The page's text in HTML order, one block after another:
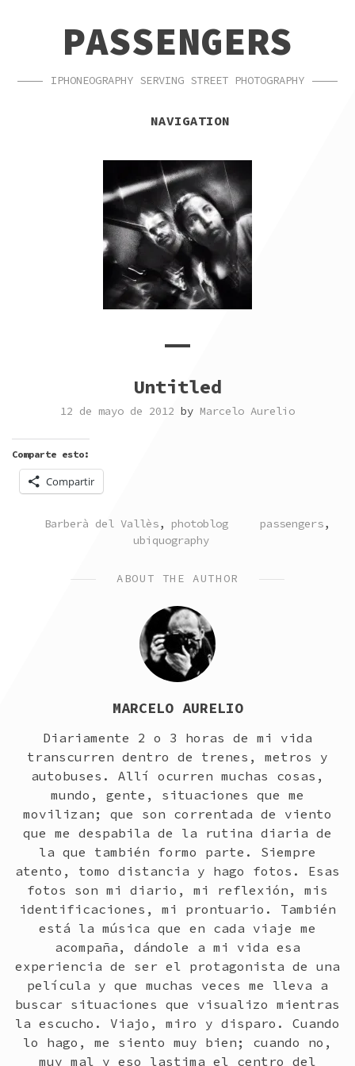
NAVIGATIONPASSENGERS
IPHONEOGRAPHY SERVING STREET PHOTOGRAPHY
NAVIGATION
Untitled
12 de mayo de 2012 by Marcelo Aurelio
Comparte esto:
Compartir
POSTED
Barberà del Vallès, photoblog TAGGED
passengers,
ubiquography
ABOUT THE AUTHOR
MARCELO AURELIO
Diariamente 2 o 3 horas de mi vida
transcurren dentro de trenes, metros y
autobuses. Allí ocurren muchas cosas,
mundo, gente, situaciones que me
movilizan; que son correntada de viento
que me despabila de la rutina diaria de
la que también formo parte. Siempre
atento, tomo distancia y hago fotos. Esas
fotos son mi diario, mi reflexión, mis
identificaciones, mi prontuario. También
está la música que en cada viaje me
acompaña, dándole a mi vida esa
experiencia de ser el protagonista de una
película y que muchas veces me lleva a
buscar situaciones que visualizo mientras
la escucho. Viajo, miro y disparo. Cuando
lo hago, me siento muy bien; cuando no,
muy mal y eso lastima el centro del